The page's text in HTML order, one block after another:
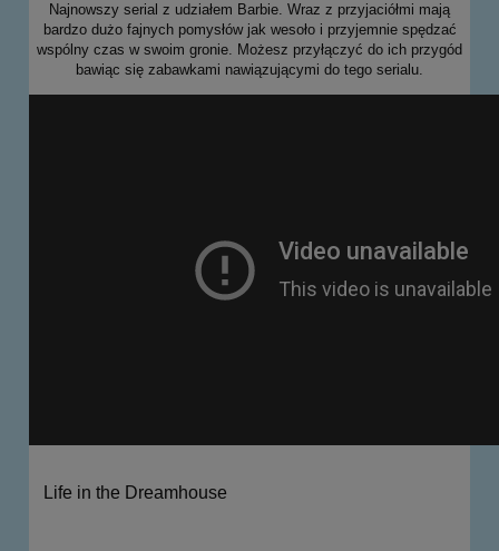
Najnowszy serial z udziałem Barbie. Wraz z przyjaciółmi mają
bardzo dużo fajnych pomysłów jak wesoło i przyjemnie spędzać
wspólny czas w swoim gronie. Możesz przyłączyć do ich przygód
bawiąc się zabawkami nawiązującymi do tego serialu.
Life in the Dreamhouse